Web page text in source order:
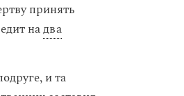
принять
надва
и та